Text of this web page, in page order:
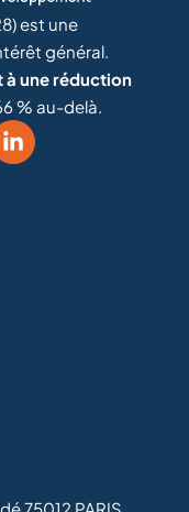
est une
général.
à une réduction
% au-delà.
75012 PARIS